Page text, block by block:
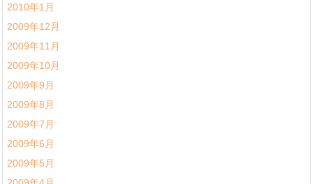
2010年1月
2009年12月
2009年11月
2009年10月
2009年9月
2009年8月
2009年7月
2009年6月
2009年5月